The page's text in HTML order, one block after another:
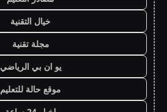
خيال التقنية
مجلة تقنية
يو ان بي الرياضي
موقع حالة للتعليم